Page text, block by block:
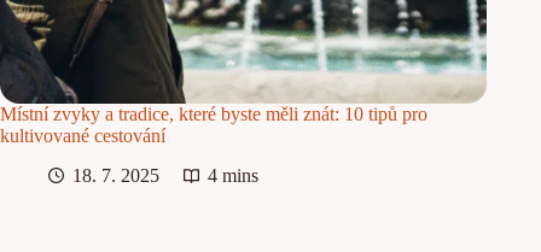
Místní zvyky a tradice, které byste měli znát: 10 tipů pro
kultivované cestování
18. 7. 2025
4 mins